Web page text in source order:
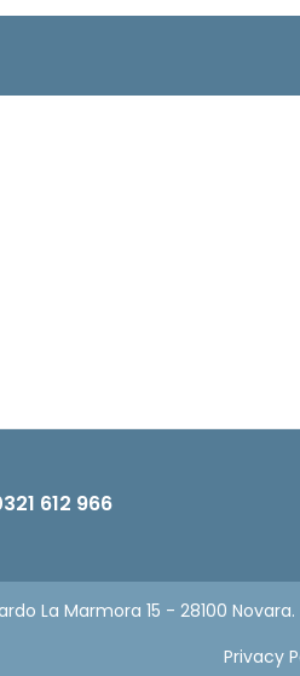
612 966
La Marmora 15 - 28100
Privacy